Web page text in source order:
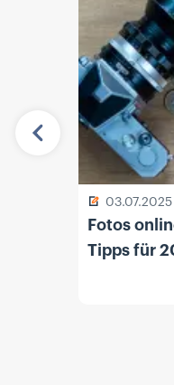
Vorherige
03.07.2025
Fotos
Tipps für